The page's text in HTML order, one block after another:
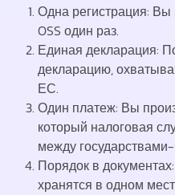
Одна регистрация: Вы
OSS один раз.
Единая декларация:
декларацию,
ЕС.
Один платеж: Вы
который налоговая
между
Порядок в
хранятся в одном